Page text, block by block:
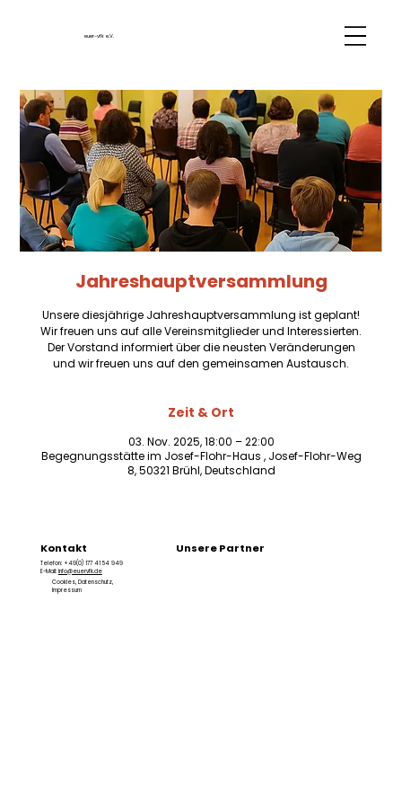
euer-vfk e.V.
Jahreshauptversammlung
Unsere diesjährige Jahreshauptversammlung ist geplant!
Wir freuen uns auf alle Vereinsmitglieder und Interessierten.
Der Vorstand informiert über die neusten Veränderungen
und wir freuen uns auf den gemeinsamen Austausch.
Zeit & Ort
03. Nov. 2025, 18:00 – 22:00
Begegnungsstätte im Josef-Flohr-Haus , Josef-Flohr-Weg
8, 50321 Brühl, Deutschland
Kontakt
Telefon: +49(0) 177 41 54 949
E-Mail: info@euervfk.de
Cookies, Datenschutz,
Impressum
Unsere Partner